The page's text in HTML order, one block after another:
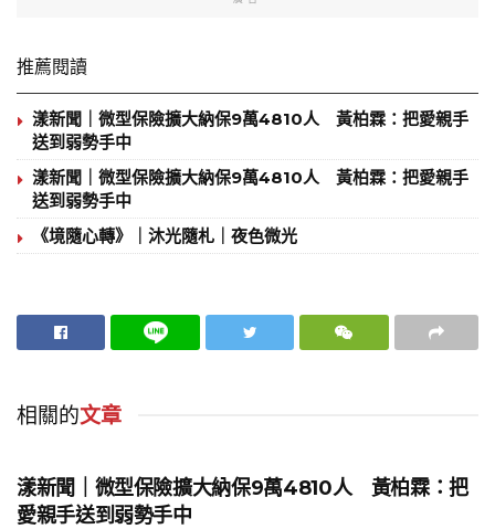
推薦閱讀
漾新聞｜微型保險擴大納保9萬4810人 黃柏霖：把愛親手
送到弱勢手中
漾新聞｜微型保險擴大納保9萬4810人 黃柏霖：把愛親手
送到弱勢手中
《境隨心轉》｜沐光隨札｜夜色微光
相關的文章
漾新聞｜微型保險擴大納保9萬4810人 黃柏霖：把
愛親手送到弱勢手中